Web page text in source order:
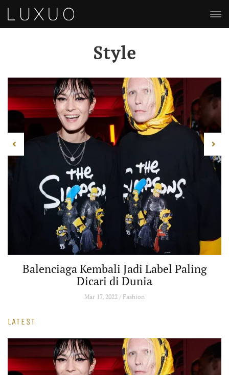
Style
Paling
Interview CEO Regional Cartier,
Naour
Mar 11, 2022 / Arloji and Perhiasan
LATEST